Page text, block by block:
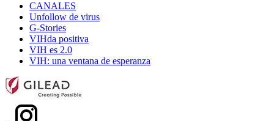
CANALES
Unfollow de virus
G-Stories
VIHda positiva
VIH es 2.0
VIH: una ventana de esperanza